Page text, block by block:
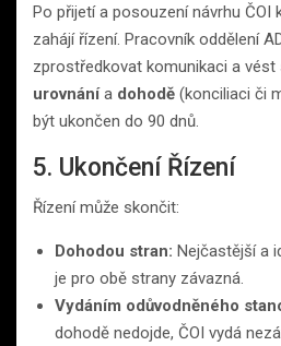
Po přijetí a posouzení návrhu ČOI
zahájí řízení. Pracovník oddělení
zprostředkovat komunikaci a vést
urovnánía dohodě (konciliaci či
být ukončen do 90 dnů.
5. Ukončení Řízení
Řízení může skončit:
Dohodou stran: Nejčastější a
je pro obě strany závazná.
Vydáním odůvodněného
dohodě nedojde, ČOI vydá